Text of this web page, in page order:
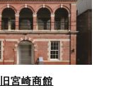
旧宮崎商館